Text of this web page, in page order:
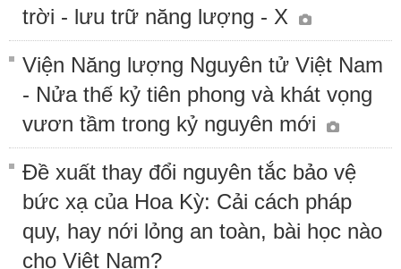
trời - lưu trữ năng lượng - X
Viện Năng lượng Nguyên tử Việt Nam
- Nửa thế kỷ tiên phong và khát vọng
vươn tầm trong kỷ nguyên mới
Đề xuất thay đổi nguyên tắc bảo vệ
bức xạ của Hoa Kỳ: Cải cách pháp
quy, hay nới lỏng an toàn, bài học nào
cho Việt Nam?